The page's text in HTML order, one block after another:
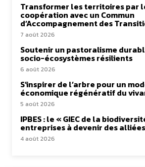
Transformer les territoires par
coopération avec un Commun
d’Accompagnement des
7 août 2026
Soutenir un pastoralisme
socio-écosystèmes résilients
6 août 2026
S’inspirer de l’arbre pour un
économique régénératif du
5 août 2026
IPBES : le « GIEC de la
entreprises à devenir des
4 août 2026